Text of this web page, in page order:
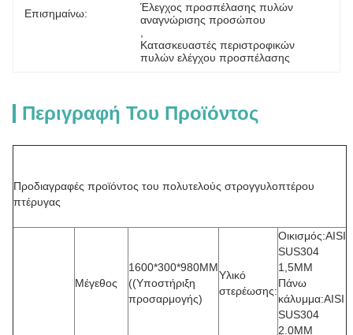
Επισημαίνω:
Έλεγχος προσπέλασης πυλών
αναγνώρισης προσώπου
Κατασκευαστές περιστροφικών
πυλών ελέγχου προσπέλασης
Περιγραφή Του Προϊόντος
Προδιαγραφές προϊόντος του πολυτελούς στρογγυλοπτέρου
πτέρυγας
Μέγεθος
1600*300*980MM
((Υποστήριξη
προσαρμογής)
Υλικό
στερέωσης:
Οικισμός:AISI
SUS304
1,5MM
Πάνω
κάλυμμα:AISI
SUS304
2.0MM